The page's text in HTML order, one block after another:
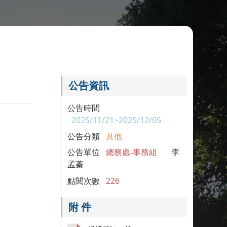
公告資訊
公告時間
2025/11/21~2025/12/05
公告分類 其他
公告單位 總務處-事務組
李
孟蓁
點閱次數 226
附 件